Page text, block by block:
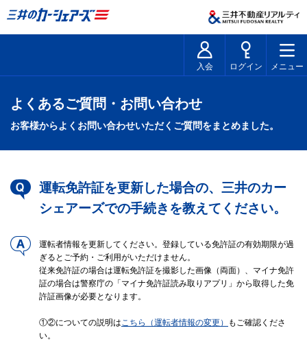
入会 ログイン メニュー
よくあるご質問・お問い合わせ
お客様からよくお問い合わせいただくご質問をまとめました。
運転免許証を更新した場合の、三井のカー
シェアーズでの手続きを教えてください。
運転者情報を更新してください。登録している免許証の有効期限が過
ぎるとご予約・ご利用がいただけません。
従来免許証の場合は運転免許証を撮影した画像（両面）、マイナ免許
証の場合は警察庁の「マイナ免許証読み取りアプリ」から取得した免
許証画像が必要となります。
①②についての説明はこちら（運転者情報の変更）
もご確認くださ
い。